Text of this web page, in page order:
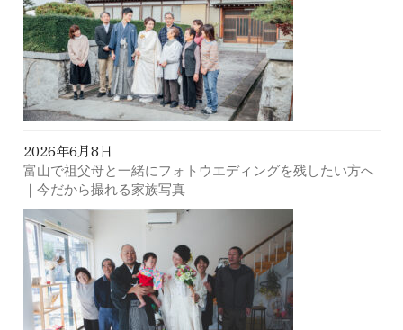
2026年6月8日
富山で祖父母と一緒にフォトウエディングを残したい方へ
｜今だから撮れる家族写真